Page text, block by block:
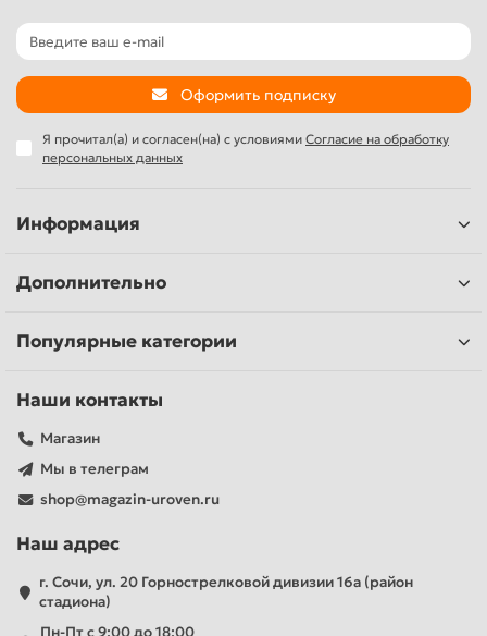
Оформить подписку
Я прочитал(а) и согласен(на) с условиями Согласие на обработку
персональных данных
Информация
Дополнительно
Популярные категории
Наши контакты
Магазин
Мы в телеграм
shop@magazin-uroven.ru
Наш адрес
г. Сочи, ул. 20 Горнострелковой дивизии 16а (район
стадиона)
Пн-Пт с 9:00 до 18:00